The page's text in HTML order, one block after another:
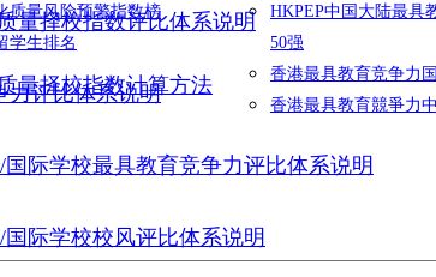
质量风险预警指数榜
学生排名
HKPEP中国大陆最具
50强
香港最具教育竞争力
香港最具教育競爭力
量择校指数评比体系说明
力评比体系说明
际学校最具教育竞争力评比体系说明
际学校校风评比体系说明
量择校指数计算方法